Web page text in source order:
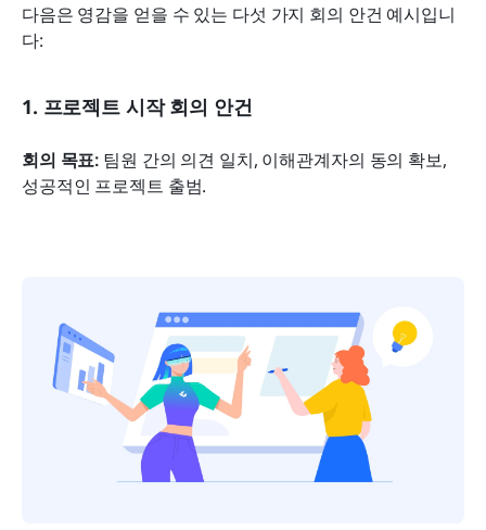
다음은 영감을 얻을 수 있는 다섯 가지 회의 안건 예시입니
다:
1. 프로젝트 시작 회의 안건
회의 목표: 팀원 간의 의견 일치, 이해관계자의 동의 확보,
성공적인 프로젝트 출범.